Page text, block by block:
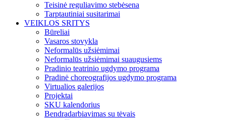
Teisinė reguliavimo stebėsena
Tarptautiniai susitarimai
VEIKLOS SRITYS
Būreliai
Vasaros stovykla
Neformalūs užsiėmimai
Neformalūs užsiėmimai suaugusiems
Pradinio teatrinio ugdymo programa
Pradinė choreografijos ugdymo programa
Virtualios galerijos
Projektai
SKU kalendorius
Bendradarbiavimas su tėvais